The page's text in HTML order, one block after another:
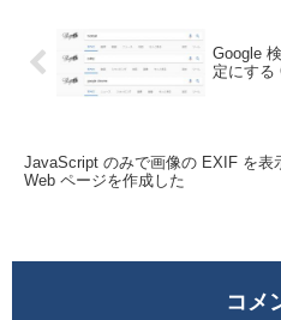
Google
定にする
JavaScript のみで画像の EXIF を表
Web ページを作成した
コメ